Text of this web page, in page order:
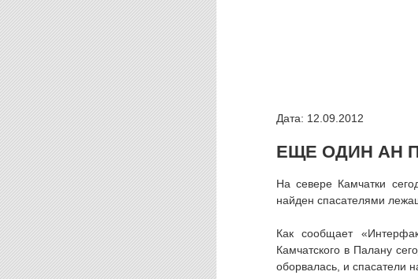
Дата: 12.09.2012
ЕЩЕ ОДИН АН
На севере Камчатки
найден спасателями
Как сообщает
Камчатского в Палану
оборвалась, и спасатели